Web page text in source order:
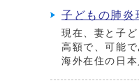
子どもの肺炎
現在、妻と子
高額で、可能
海外在住の日